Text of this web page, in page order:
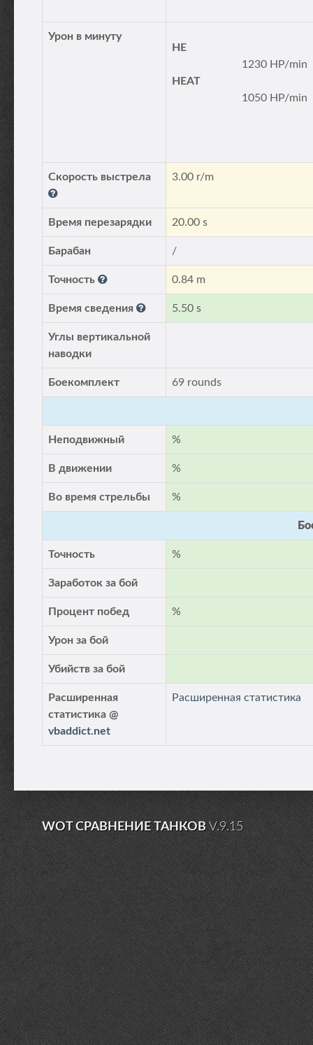
Урон в минуту
HE
1230 HP/min
HEAT
1050 HP/min
Скорость выстрела 3.00 r/m
Время перезарядки 20.00 s
Барабан /
Точность 0.84 m
Время сведения 5.50 s
Углы вертикальной
наводки
Боекомплект 69 rounds
Неподвижный %
В движении %
Во время стрельбы %
Точность %
Заработок за бой
Процент побед %
Урон за бой
Убийств за бой
Расширенная
статистика @
vbaddict.net
Расширенная статистика
WOT СРАВНЕНИЕ ТАНКОВV.9.15